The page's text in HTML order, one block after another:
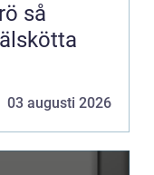
03 augusti 2026